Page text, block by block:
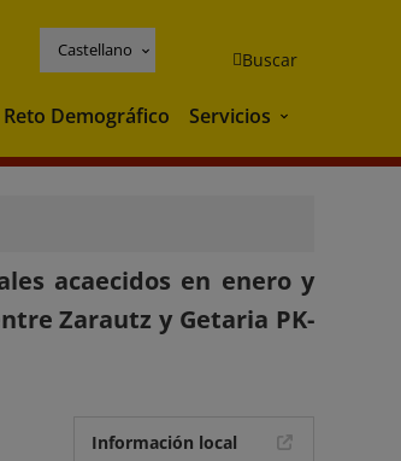
Castellano Buscar
Ambiente
Reto Demográfico Servicios Servicios
acaecidos en enero y
Zarautz y Getaria PK-
Información local